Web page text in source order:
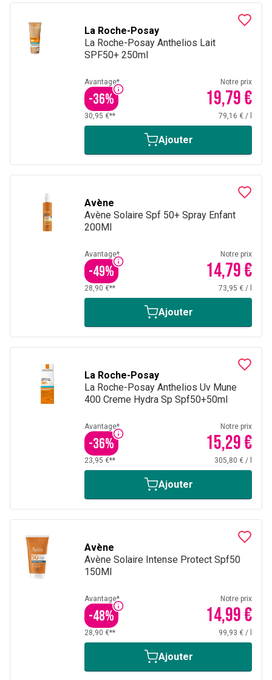
La Roche-Posay
La Roche-Posay Anthelios Lait
SPF50+ 250ml
Avantage*
-36%
Notre prix
19,79 €
30,95 €** 79,16 € /
Ajouter
Avène
Avène Solaire Spf 50+ Spray Enfant
200Ml
Avantage*
-49%
Notre prix
14,79 €
28,90 €** 73,95 € /
Ajouter
La Roche-Posay
La Roche-Posay Anthelios Uv Mune
400 Creme Hydra Sp Spf50+50ml
Avantage*
-36%
Notre prix
15,29 €
23,95 €** 305,80 € /
Ajouter
Avène
Avène Solaire Intense Protect Spf50
150Ml
Avantage*
-48%
Notre prix
14,99 €
28,90 €** 99,93 € /
Ajouter